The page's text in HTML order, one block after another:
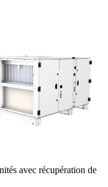
avec récupération de